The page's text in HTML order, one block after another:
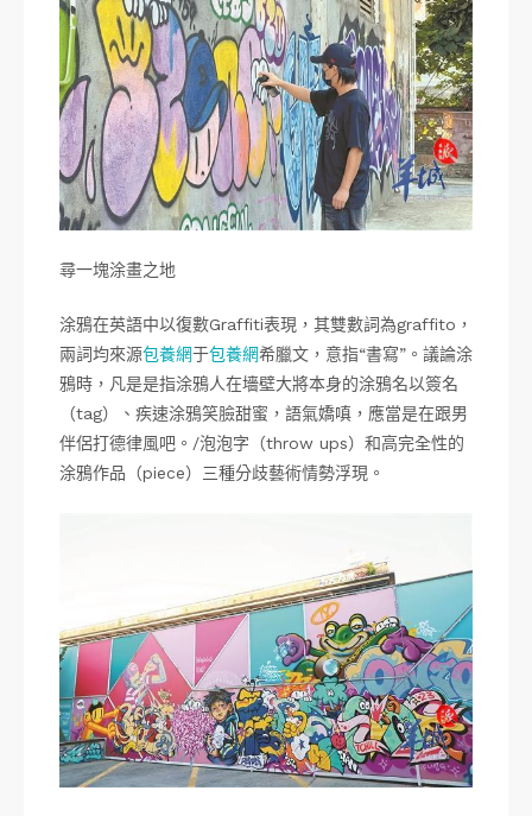
尋一塊涂畫之地
涂鴉在英語中以復數Graffiti表現，其雙數詞為graffito，
兩詞均來源包養網于包養網希臘文，意指“書寫”。議論涂
鴉時，凡是是指涂鴉人在墻壁大將本身的涂鴉名以簽名
（tag）、疾速涂鴉笑臉甜蜜，語氣嬌嗔，應當是在跟男
伴侶打德律風吧。/泡泡字（throw ups）和高完全性的
涂鴉作品（piece）三種分歧藝術情勢浮現。